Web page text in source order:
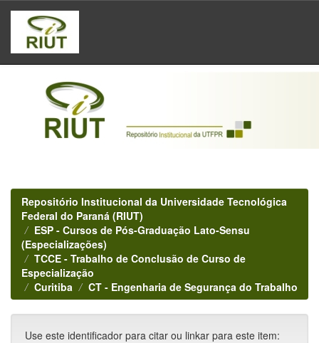
Skip
navigation
Repositório Institucional da Universidade Tecnológica
Federal do Paraná (RIUT)
ESP - Cursos de Pós-Graduação Lato-Sensu
(Especializações)
TCCE - Trabalho de Conclusão de Curso de
Especialização
Curitiba
CT - Engenharia de Segurança do Trabalho
Use este identificador para citar ou linkar para este item: